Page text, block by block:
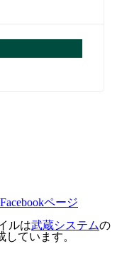
ページ
ルは武蔵システムの
ています。